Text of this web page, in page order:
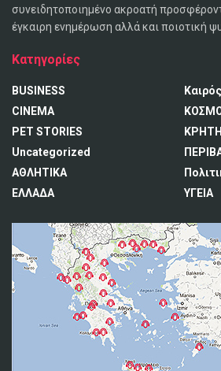
συνειδητοποιημένο ακροατή
έγκαιρη ενημέρωση αλλά και ποιοτική
Κατηγορίες
BUSINESS
CINEMA
PET STORIES
Uncategorized
ΑΘΛΗΤΙΚΑ
ΕΛΛΑΔΑ
Καιρός
ΚΡΗΤΗ
ΥΓΕΙΑ